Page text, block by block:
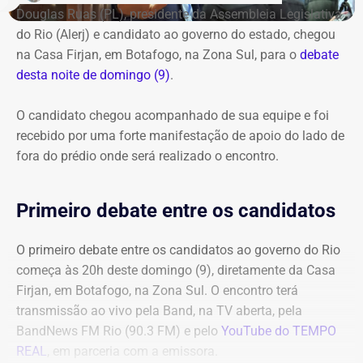
Douglas Ruas (PL), presidente da Assembleia Legislativa
do Rio (Alerj) e candidato ao governo do estado, chegou
na Casa Firjan, em Botafogo, na Zona Sul, para o debate
desta noite de domingo (9).
O candidato chegou acompanhado de sua equipe e foi
recebido por uma forte manifestação de apoio do lado de
fora do prédio onde será realizado o encontro.
Primeiro debate entre os candidatos
O primeiro debate entre os candidatos ao governo do Rio
começa às 20h deste domingo (9), diretamente da Casa
Firjan, em Botafogo, na Zona Sul. O encontro terá
transmissão ao vivo pela Band, na TV aberta, pela
BandNews FM Rio (90.3 FM) e pelo YouTube do TEMPO
REAL , em parceria com a emissora.